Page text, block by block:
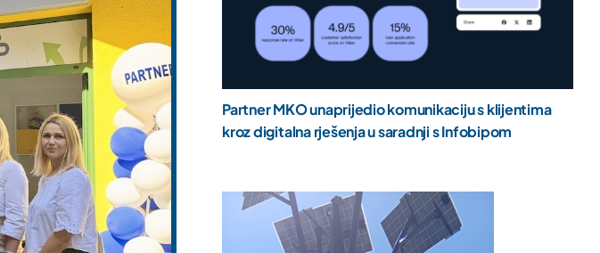
Partner MKO unaprijedio komunikaciju s klijentima
kroz digitalna rješenja u saradnji s Infobipom